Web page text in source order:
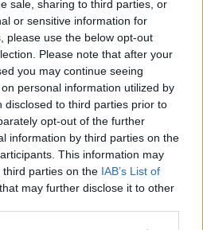
sale, sharing to third parties, or
or sensitive information for
please use the below opt-out
Please note that after your
you may continue seeing
personal information utilized by
disclosed to third parties prior to
opt-out of the further
information by third parties on the
This information may
parties on the IAB’s List of
that may further disclose it to other
som startar upp
"En stark
10.00